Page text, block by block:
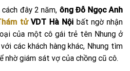
đây 2 năm, ông Đỗ Ngọc Anh
tửVDT Hà Nộibất ngờ nhận
của một cô gái trẻ tên Nhung ở
các khách hàng khác, Nhung tìm
nhờ giám sát vợ của chồng cũ cô.